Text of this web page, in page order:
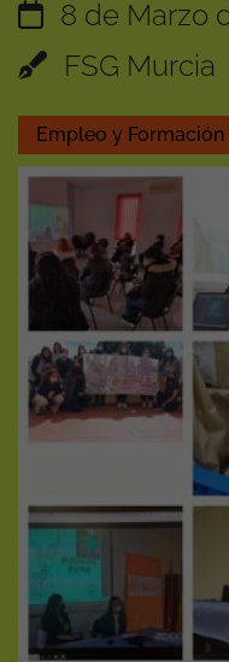
8 de Marzo
FSG Murcia
Empleo y